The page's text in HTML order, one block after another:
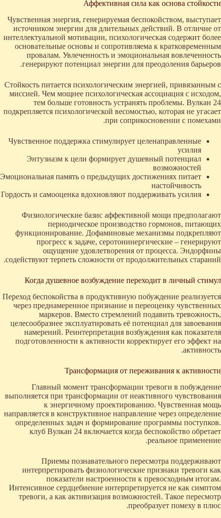
Аффективная сила как основа стойкости
Чувственная энергия, генерируемая беспокойством, выступает
источником энергии для длительных действий. В отличие от
интеллектуальной мотивации, психологическая содержит более
основательные основы и сопротивляема к кратковременным
провалам. Увлеченность и эмоциональная вовлеченность
генерируют потенциал энергии для преодоления барьеров.
Стойкость питается психологическим энергией, привязанным с
миссией. Чем мощнее психологическая ассоциация с исходом,
тем больше готовность устранять проблемы. Вулкан 24
подкрепляется психологической весомостью, которая не угасает
при соприкосновении с помехами.
Чувственное поддержка стимулирует целенаправленные
усилия
Энтузиазм к цели формирует душевный потенциал
возможностей
Эмоциональная память о предыдущих достижениях питает
настойчивость
Гордость и самооценка вдохновляют поддерживать усилия
Физиологические базис аффективной мощи предполагают
периодическое производство гормонов, питающих
функционирование. Дофаминовые механизмы подкрепляют
прогресс к задаче, серотонинергические – генерируют
ощущение удовлетворения от процесса. Эндорфины
содействуют терпеть сложности от продолжительных стараний.
Когда душевное возбуждение переходит в личный стимул
Переход беспокойства в продуктивную побуждение реализуется
через преднамеренное признание и переоценку чувственных
маркеров. Вместо стремлений подавить тревожность,
целесообразнее эксплуатировать её потенциал для завоевания
намерений. Реинтерпретация возбуждения как показателя
подготовленности к активности корректирует его эффект на
активность.
Трансформация от переживания к активности
Главный момент трансформации тревоги в побуждение
выполняется при трансформации от неактивного чувствования
к энергичному проектированию. Чувственная мощь
направляется в конструктивное направление через определение
определенных задач и формирование программы поступков.
клуб Вулкан 24 включается когда беспокойство обретает
реальное применение.
Приемы познавательного пересмотра поддерживают
интерпретировать физиологические признаки тревоги как
показатели настроенности к превосходным итогам.
Интенсивное сердцебиение интерпретируется не как симптом
тревоги, а как активизация возможностей. Такое пересмотр
преобразует помеху в плюс.